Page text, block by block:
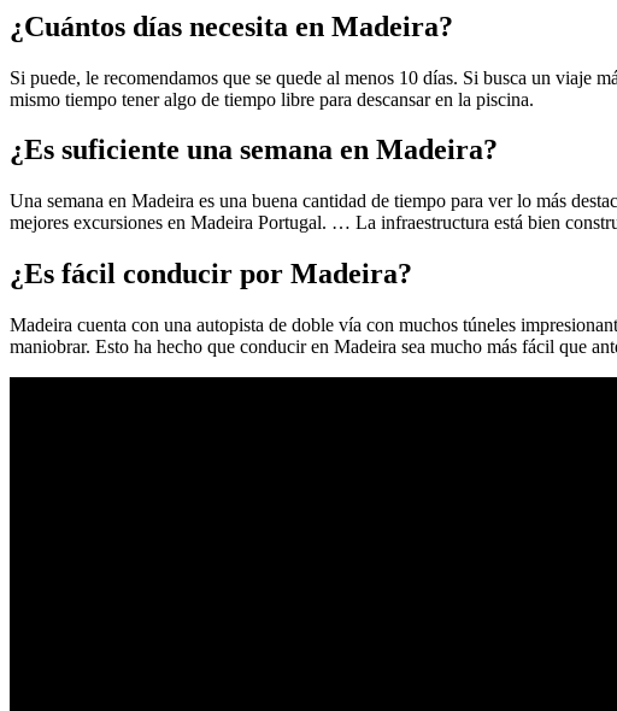
¿Cuántos días necesita en Madeira?
Si puede, le recomendamos que se quede al menos 10 días. Si busca un viaje
mismo tiempo tener algo de tiempo libre para descansar en la piscina.
¿Es suficiente una semana en Madeira?
Una semana en Madeira es una buena cantidad de tiempo para ver lo más
mejores excursiones en Madeira Portugal. … La infraestructura está bien
¿Es fácil conducir por Madeira?
Madeira cuenta con una autopista de doble vía con muchos túneles
maniobrar. Esto ha hecho que conducir en Madeira sea mucho más fácil que